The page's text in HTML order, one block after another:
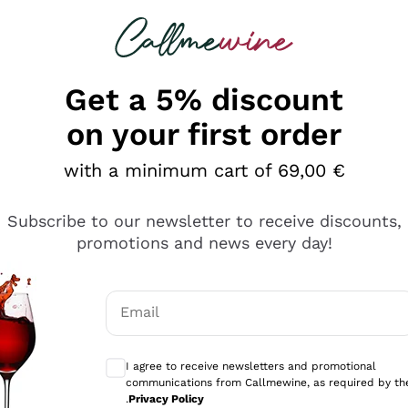
looking for
è male ma secondo me ci sono alternative che
Get a 5% discount
on your first order
with a minimum cart of 69,00 €
Subscribe to our newsletter to receive discounts,
promotions and news every day!
Email
I agree to receive newsletters and promotional
communications from Callmewine, as required by
.Privacy Policy